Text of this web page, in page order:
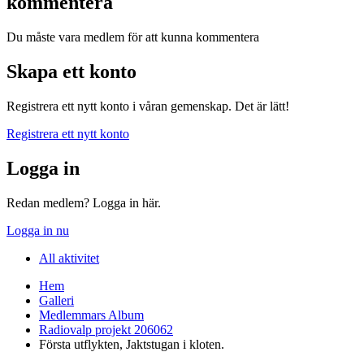
Du måste vara medlem för att kunna kommentera
Skapa ett konto
Registrera ett nytt konto i våran gemenskap. Det är lätt!
Registrera ett nytt konto
Logga in
Redan medlem? Logga in här.
Logga in nu
All aktivitet
Hem
Galleri
Medlemmars Album
Radiovalp projekt 206062
Första utflykten, Jaktstugan i kloten.